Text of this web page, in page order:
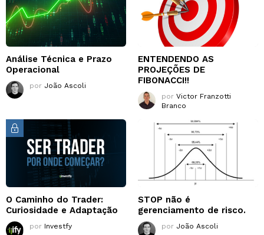
Análise Técnica e Prazo
Operacional
por João Ascoli
ENTENDENDO AS
PROJEÇÕES DE
FIBONACCI!!
por Victor Franzotti
Branco
O Caminho do Trader:
Curiosidade e Adaptação
por Investfy
STOP não é
gerenciamento de risco.
por João Ascoli